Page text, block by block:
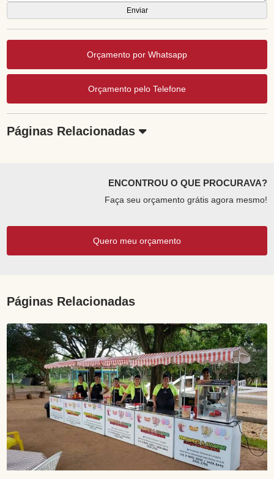
Orçamento por Whatsapp
Orçamento pelo Telefone
Páginas Relacionadas
ENCONTROU O QUE PROCURAVA?
Faça seu orçamento grátis agora mesmo!
Quero meu orçamento
Páginas Relacionadas